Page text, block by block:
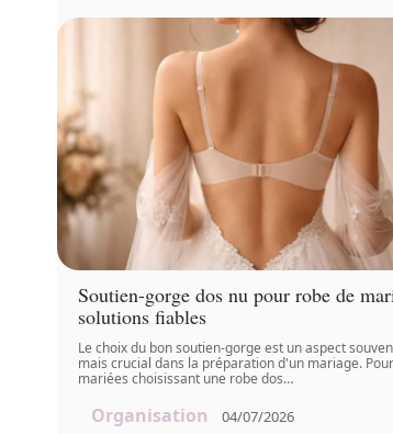
Soutien-gorge dos nu pour robe de
solutions fiables
Le choix du bon soutien-gorge est un aspect
mais crucial dans la préparation d'un mariage.
mariées choisissant une robe dos…
Organisation 04/07/2026